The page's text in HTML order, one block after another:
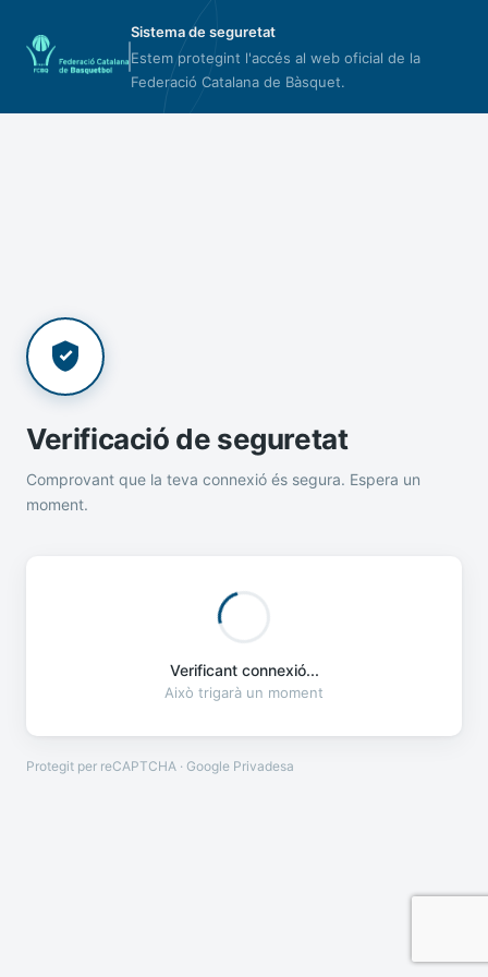
Sistema de seguretat
Estem protegint l'accés al web oficial de la
Federació Catalana de Bàsquet.
Verificació de seguretat
Comprovant que la teva connexió és segura. Espera un
moment.
Verificant connexió...
Això trigarà un moment
Protegit per reCAPTCHA · Google Privadesa